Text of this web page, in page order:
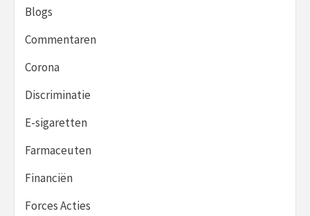
Blogs
Commentaren
Corona
Discriminatie
E-sigaretten
Farmaceuten
Financiën
Forces Acties